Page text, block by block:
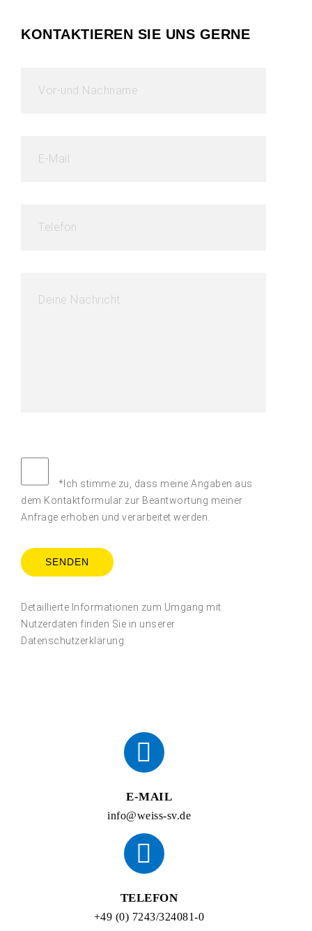
KONTAKTIEREN SIE UNS GERNE
*Ich stimme zu, dass meine Angaben aus
dem Kontaktformular zur Beantwortung meiner
Anfrage erhoben und verarbeitet werden.
Detaillierte Informationen zum Umgang mit
Nutzerdaten finden Sie in unserer
Datenschutzerklärung.
E-MAIL
info@weiss-sv.de
TELEFON
+49 (0) 7243/324081-0